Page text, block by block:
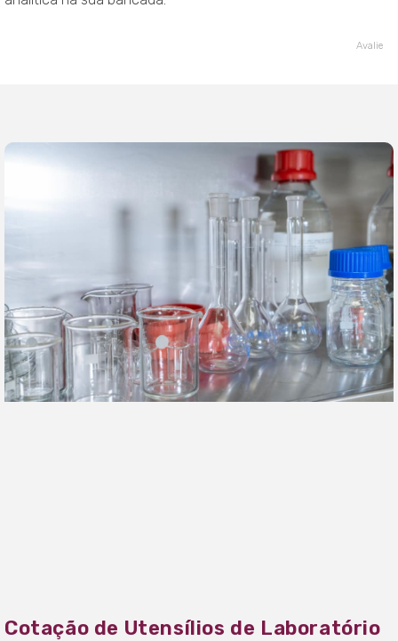
Avalie
Cotação de Utensílios de Laboratório